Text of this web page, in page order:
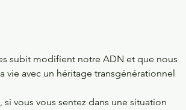
subit modifient notre ADN et que nous
vie avec un héritage transgénérationnel
vous vous sentez dans une situation